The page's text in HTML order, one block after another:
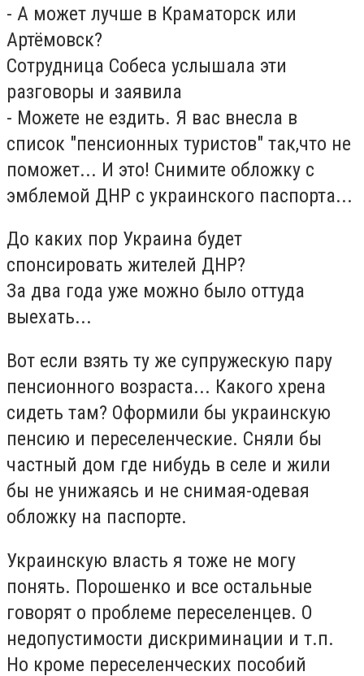
- А может лучше в Краматорск или
Артёмовск?
Сотрудница Собеса услышала эти
разговоры и заявила
- Можете не ездить. Я вас внесла в
список "пенсионных туристов" так,что не
поможет... И это! Снимите обложку с
эмблемой ДНР с украинского паспорта...
До каких пор Украина будет
спонсировать жителей ДНР?
За два года уже можно было оттуда
выехать...
Вот если взять ту же супружескую пару
пенсионного возраста... Какого хрена
сидеть там? Оформили бы украинскую
пенсию и переселенческие. Сняли бы
частный дом где нибудь в селе и жили
бы не унижаясь и не снимая-одевая
обложку на паспорте.
Украинскую власть я тоже не могу
понять. Порошенко и все остальные
говорят о проблеме переселенцев. О
недопустимости дискриминации и т.п.
Но кроме переселенческих пособий